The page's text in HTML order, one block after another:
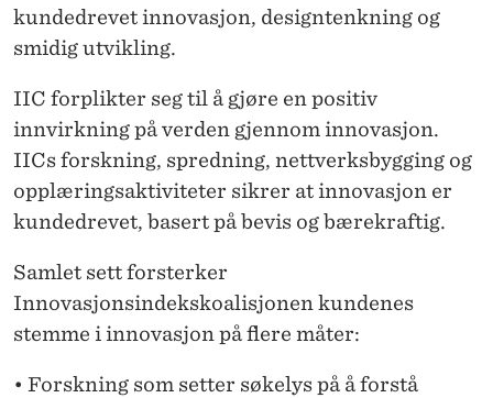
kundedrevet innovasjon, designtenkning og
smidig utvikling.
IIC forplikter seg til å gjøre en positiv
innvirkning på verden gjennom innovasjon.
IICs forskning, spredning, nettverksbygging og
opplæringsaktiviteter sikrer at innovasjon er
kundedrevet, basert på bevis og bærekraftig.
Samlet sett forsterker
Innovasjonsindekskoalisjonen kundenes
stemme i innovasjon på flere måter:
• Forskning som setter søkelys på å forstå